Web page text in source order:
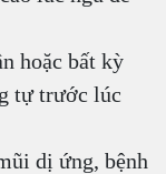
hoặc bất kỳ
tự trước lúc
dị ứng, bệnh